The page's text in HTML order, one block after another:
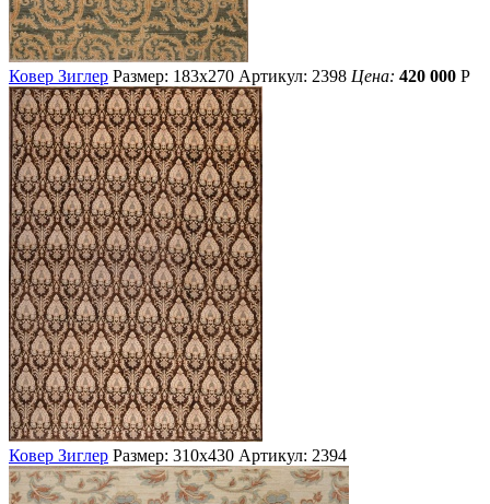
Ковер Зиглер Размер: 183х270 Артикул: 2398 Цена: 420 000 Р
Ковер Зиглер Размер: 310х430 Артикул: 2394